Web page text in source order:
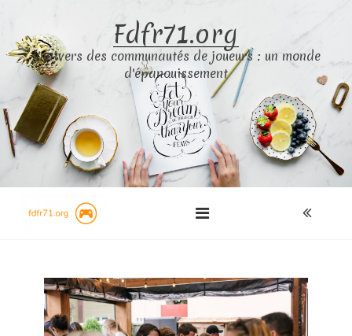
content
Fdfr71.org
L'univers des communautés de joueurs : un monde
d'épanouissement